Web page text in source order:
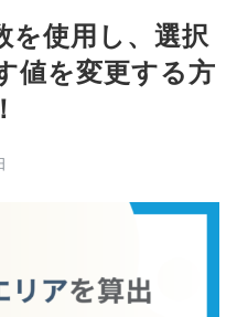
を使用し、選択
値を変更する方